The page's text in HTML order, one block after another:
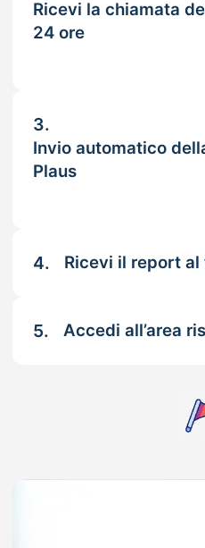
Ricevi la chiamata
24 ore
3.
Invio automatico
Plaus
4. Ricevi il report
5. Accedi all’area